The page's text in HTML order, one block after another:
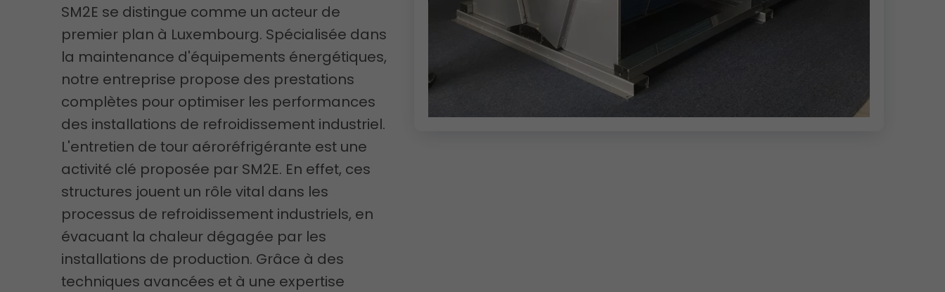
SM2E se distingue comme un acteur de
premier plan à Luxembourg. Spécialisée dans
la maintenance d'équipements énergétiques,
notre entreprise propose des prestations
complètes pour optimiser les performances
des installations de refroidissement industriel.
L'entretien de tour aéroréfrigérante est une
activité clé proposée par SM2E. En effet, ces
structures jouent un rôle vital dans les
processus de refroidissement industriels, en
évacuant la chaleur dégagée par les
installations de production. Grâce à des
techniques avancées et à une expertise